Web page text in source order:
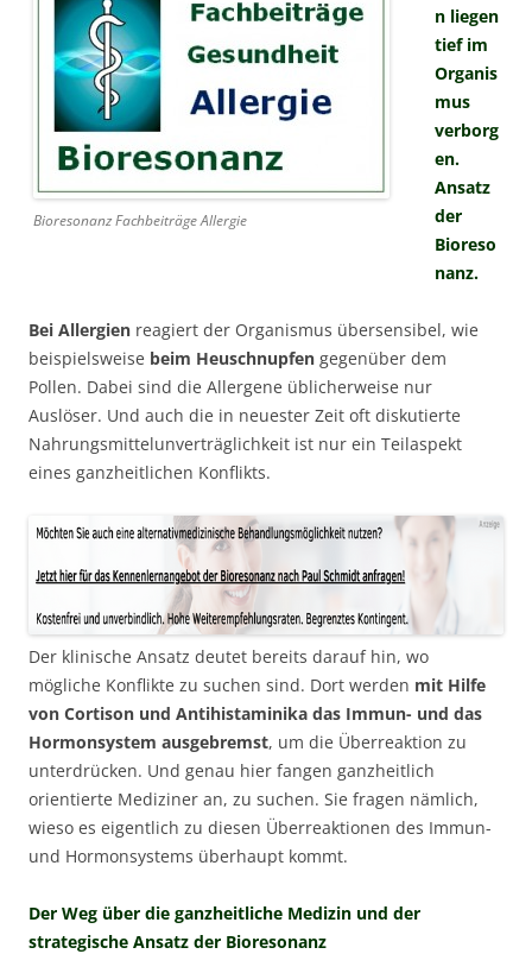
Bioresonanz Fachbeiträge Allergie
n liegen
tief im
Organis
mus
verborg
en.
Ansatz
der
Bioreso
nanz.
Bei Allergien reagiert der Organismus übersensibel, wie
beispielsweise beim Heuschnupfen gegenüber dem
Pollen. Dabei sind die Allergene üblicherweise nur
Auslöser. Und auch die in neuester Zeit oft diskutierte
Nahrungsmittelunverträglichkeit ist nur ein Teilaspekt
eines ganzheitlichen Konflikts.
Der klinische Ansatz deutet bereits darauf hin, wo
mögliche Konflikte zu suchen sind. Dort werden mit Hilfe
von Cortison und Antihistaminika das Immun- und das
Hormonsystem ausgebremst, um die Überreaktion zu
unterdrücken. Und genau hier fangen ganzheitlich
orientierte Mediziner an, zu suchen. Sie fragen nämlich,
wieso es eigentlich zu diesen Überreaktionen des Immun-
und Hormonsystems überhaupt kommt.
Der Weg über die ganzheitliche Medizin und der
strategische Ansatz der Bioresonanz